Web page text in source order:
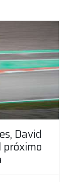
David
próximo